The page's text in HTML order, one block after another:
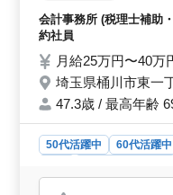
ら渡さ
算表、
県、市
・決算
る指導
所経験
県内の
会計事務所 (税理士補助
約社員
月給25万円〜40
埼玉県桶川市東一
47.3歳 / 最高年齢
50代活躍中 60代活躍中